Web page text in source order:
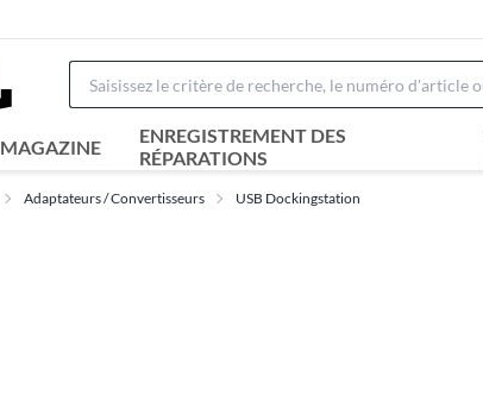
MAGAZINE
ENREGISTREMENT DES
RÉPARATIONS
Adaptateurs / Convertisseurs USB Dockingstation